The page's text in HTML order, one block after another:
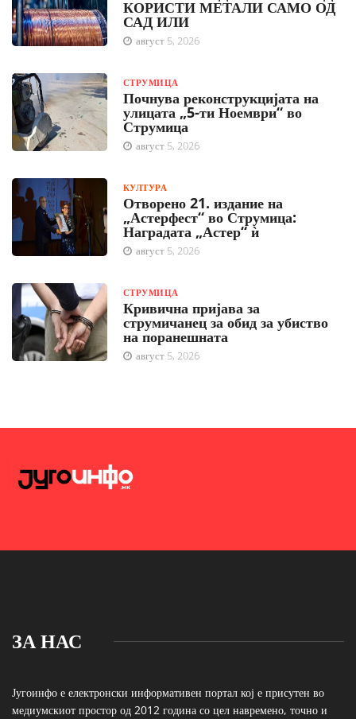
КОРИСТИ МЕТАЛИ САМО ОД
САД ИЛИ
август 5, 2026
СТРУМИЦА
Почнува реконструкцијата на
улицата „5-ти Ноември“ во
Струмица
август 5, 2026
КУЛТУРА
Отворено 21. издание на
„Астерфест“ во Струмица:
Наградата „Астер“ ѝ
август 5, 2026
СТРУМИЦА
Кривична пријава за
струмичанец за обид за убиство
на поранешната
август 5, 2026
ЗА НАС
Југоинфо е електронски информативен портал кој е присутен во
медиумскиот простор од 2012 година со цел навремено, точно и